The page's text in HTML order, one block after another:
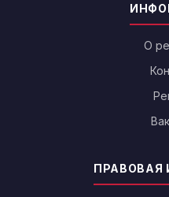
О
ПРАВОВАЯ